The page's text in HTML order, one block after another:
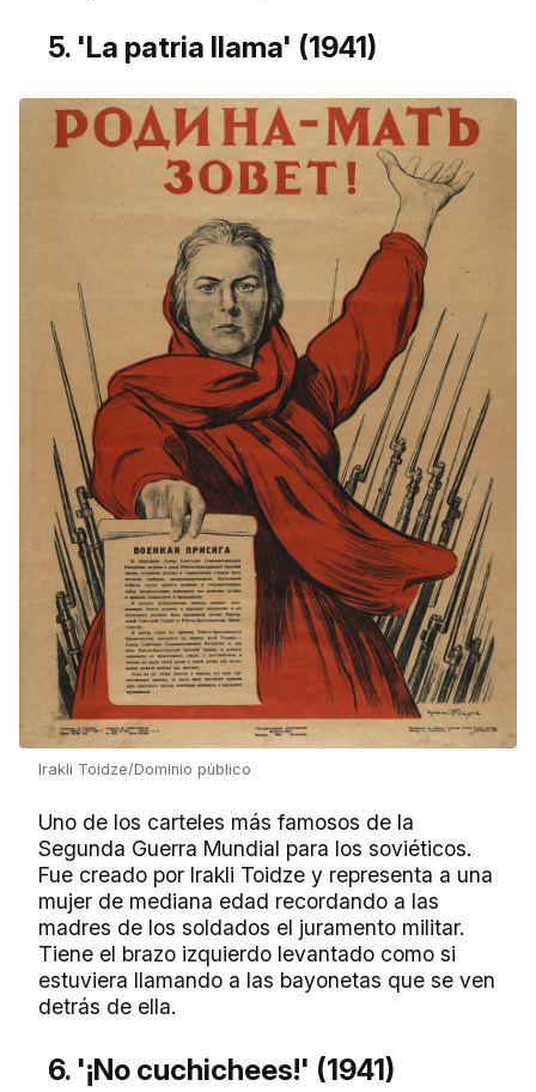
5. 'La patria llama' (1941)
Irakli Toidze/Dominio público
Uno de los carteles más famosos de la
Segunda Guerra Mundial para los soviéticos.
Fue creado por Irakli Toidze y representa a una
mujer de mediana edad recordando a las
madres de los soldados el juramento militar.
Tiene el brazo izquierdo levantado como si
estuviera llamando a las bayonetas que se ven
detrás de ella.
6. '¡No cuchichees!' (1941)